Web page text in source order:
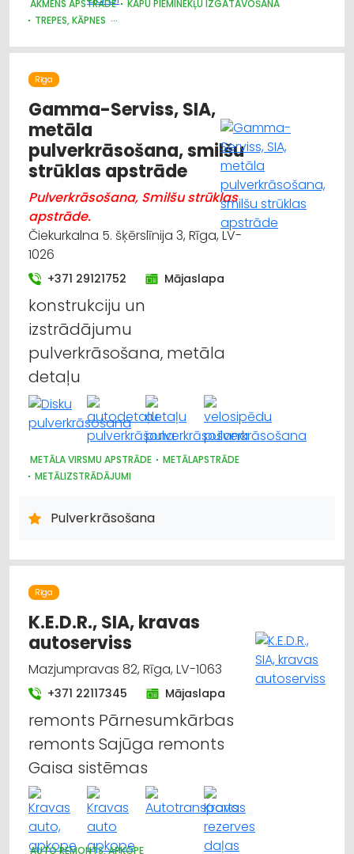
AKMENS APSTRĀDE
KAPU PIEMINEKĻU IZGATAVOŠANA
TREPES, KĀPNES
Rīga
Gamma-Serviss, SIA,
metāla
pulverkrāsošana, smilšu
strūklas apstrāde
Pulverkrāsošana, Smilšu strūklas
apstrāde.
Čiekurkalna 5. šķērslīnija 3, Rīga, LV-
1026
+371 29121752 Mājaslapa
konstrukciju un
izstrādājumu
pulverkrāsošana, metāla
detaļu
METĀLA VIRSMU APSTRĀDE
METĀLAPSTRĀDE
METĀLIZSTRĀDĀJUMI
Pulverkrāsošana
Rīga
K.E.D.R., SIA, kravas
autoserviss
Mazjumpravas 82, Rīga, LV-1063
+371 22117345 Mājaslapa
remonts Pārnesumkārbas
remonts Sajūga remonts
Gaisa sistēmas
AUTO REMONTS, APKOPE